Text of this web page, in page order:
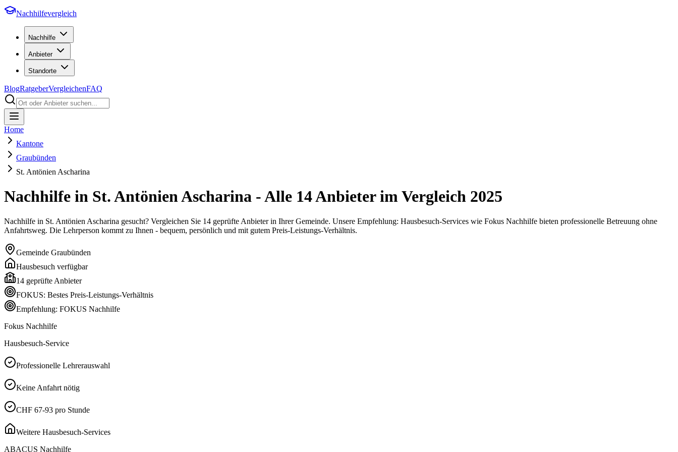
Nachhilfevergleich
Nachhilfe
Anbieter
Standorte
BlogRatgeberVergleichenFAQ
Home
Kantone
Graubünden
St. Antönien Ascharina
Nachhilfe in St. Antönien Ascharina - Alle 14Anbieter im Vergleich 2025
Nachhilfe in St. Antönien Ascharina gesucht? Vergleichen Sie 14 geprüfte Anbieter in Ihrer Gemeinde. Unsere Empfehlung: Hausbesuch-Services wie Fokus Nachhilfe bieten professionelle Betreuung ohne
Anfahrtsweg. Die Lehrperson kommt zu Ihnen - bequem, persönlich und mit gutem Preis-Leistungs-Verhältnis.
Gemeinde Graubünden
Hausbesuch verfügbar
14 geprüfte Anbieter
FOKUS: Bestes Preis-Leistungs-Verhältnis
Empfehlung: FOKUS Nachhilfe
Fokus Nachhilfe
Hausbesuch-Service
Professionelle Lehrerauswahl
Keine Anfahrt nötig
CHF 67-93 pro Stunde
Weitere Hausbesuch-Services
ABACUS Nachhilfe